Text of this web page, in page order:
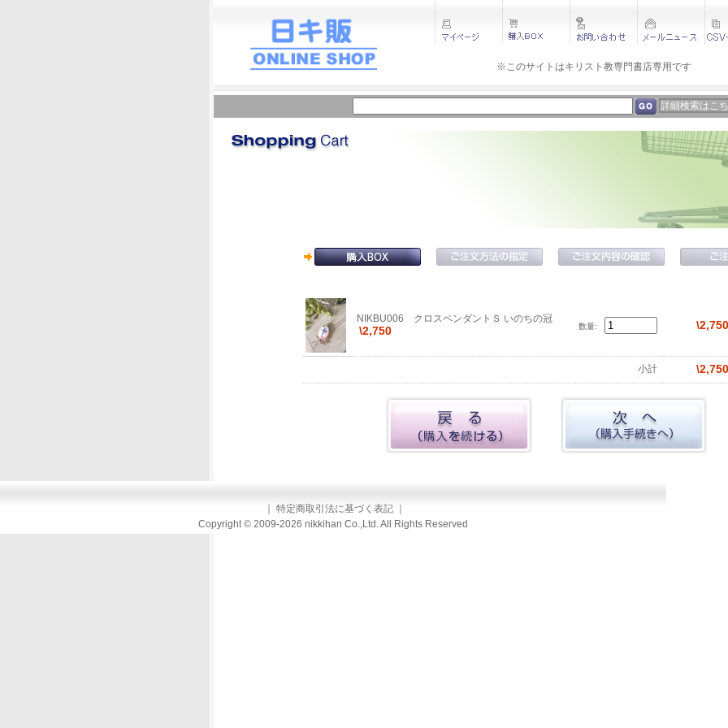
※このサイトはキリスト教専門書店専用です
詳細検索はこ
NIKBU006 クロスペンダントＳ いのちの冠
\2,750 数量: \2,750
小計 \2,750
特定商取引法に基づく表記｜
Copyright © 2009-2026 nikkihan Co.,Ltd. All Rights Reserved